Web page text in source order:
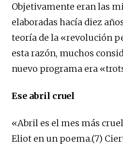
Objetivamente eran las
elaboradas hacía diez
teoría de la «revolución
esta razón, muchos
nuevo programa era
Ese abril cruel
«Abril es el mes más
Eliot en un poema.(7)